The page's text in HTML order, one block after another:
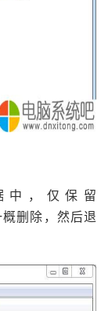
，仅保留
删除，然后退